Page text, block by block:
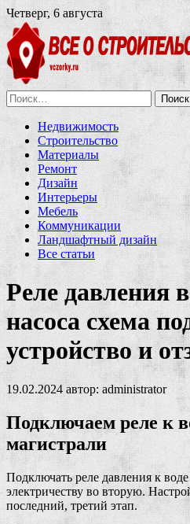
Четверг, 6 августа
Найти:
Недвижимость
Строительство
Материалы
Ремонт
Дизайн
Интерьеры
Мебель
Коммуникации
Ландшафтный дизайн
Все статьи
Реле давления
насоса схема
устройство и
19.02.2024 автор: administrator
Подключаем реле к
магистрали
Подключать реле давления к
электричеству во вторую.
последний, третий этап.